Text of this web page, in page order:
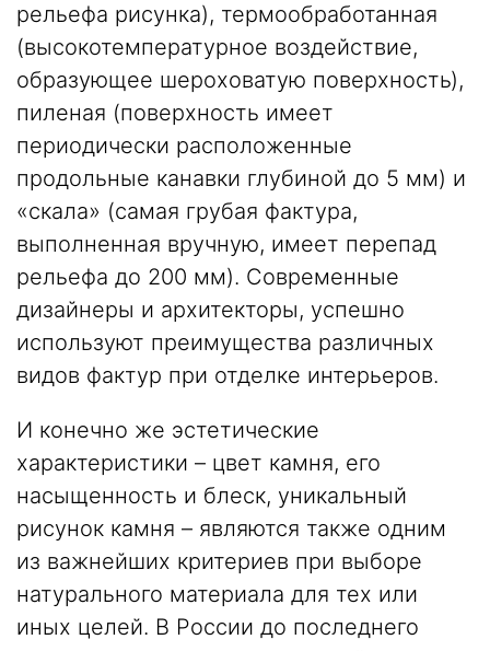
рельефа рисунка), термообработанная
(высокотемпературное воздействие,
образующее шероховатую поверхность),
пиленая (поверхность имеет
периодически расположенные
продольные канавки глубиной до 5 мм) и
«скала» (самая грубая фактура,
выполненная вручную, имеет перепад
рельефа до 200 мм). Современные
дизайнеры и архитекторы, успешно
используют преимущества различных
видов фактур при отделке интерьеров.
И конечно же эстетические
характеристики – цвет камня, его
насыщенность и блеск, уникальный
рисунок камня – являются также одним
из важнейших критериев при выборе
натурального материала для тех или
иных целей. В России до последнего